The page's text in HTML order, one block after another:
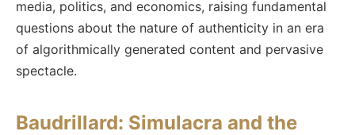
media, politics, and economics, raising fundamental
questions about the nature of authenticity in an era
of algorithmically generated content and pervasive
spectacle.
Baudrillard: Simulacra and the